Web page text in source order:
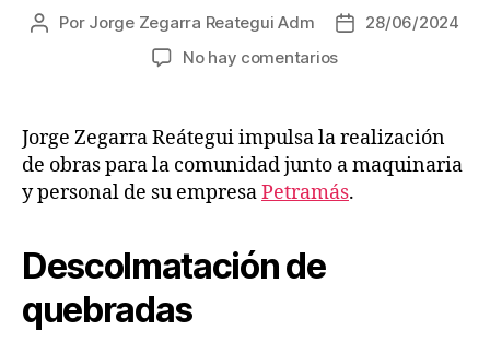
Autor
Por Jorge Zegarra Reategui Adm
Fecha28/06/2024
No hay comentariosen
Reátegui
obras
preventivas
Jorge Zegarra Reátegui impulsa la realización
de obras para la comunidad junto a maquinaria
y personal de su empresaPetramás.
Descolmatación de
quebradas